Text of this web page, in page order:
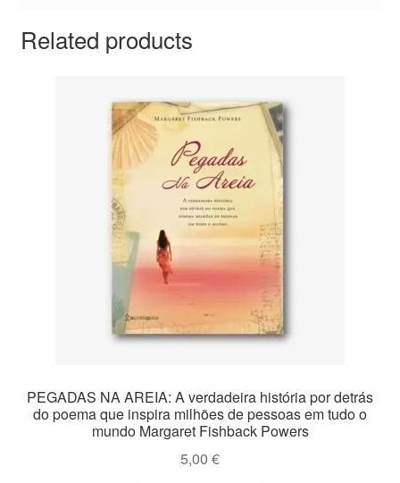
Related products
PEGADAS NA AREIA: A verdadeira história por detrás
do poema que inspira milhões de pessoas em tudo o
mundo Margaret Fishback Powers
5,00 €